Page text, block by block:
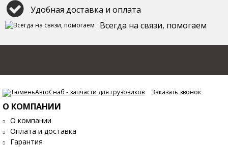
Удобная доставка и оплата
Всегда на связи, помогаем
Заказать звонок
О КОМПАНИИ
О компании
Оплата и доставка
Гарантия